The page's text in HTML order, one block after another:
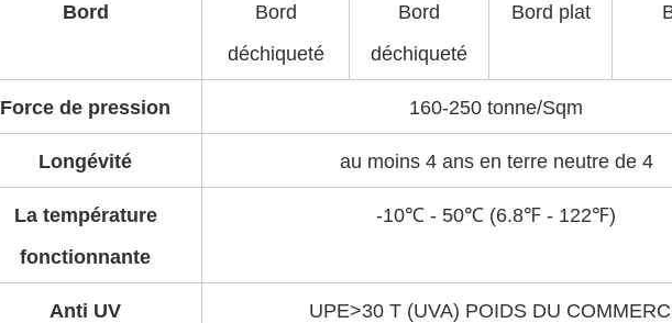
Bord
Bord
déchiqueté
Bord
déchiqueté
Bord plat
Force de pression 160-250 tonne/Sqm
Longévité au moins 4 ans en terre neutre de 4
La température
fonctionnante
-10℃ - 50℃ (6.8℉ - 122℉)
Anti UV UPE>30 T (UVA) POIDS DU